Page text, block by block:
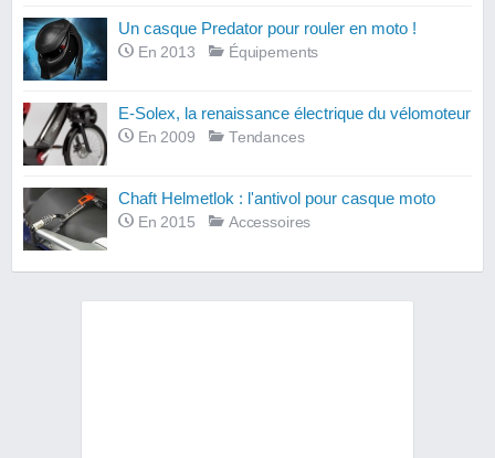
Un casque Predator pour rouler en moto !
En 2013 Équipements
E-Solex, la renaissance électrique du vélomoteur
En 2009 Tendances
Chaft Helmetlok : l'antivol pour casque moto
En 2015 Accessoires